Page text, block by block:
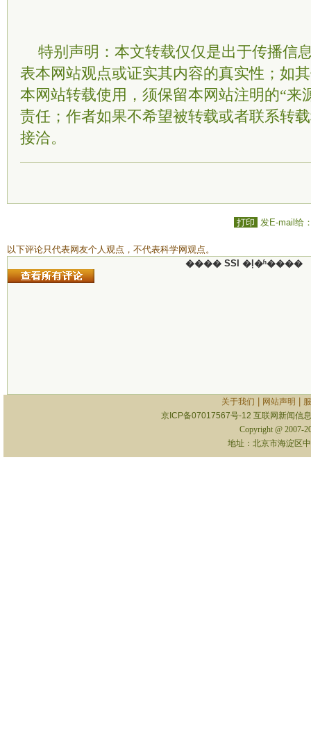
特别声明：本文转载仅仅是出于传播信
表本网站观点或证实其内容的真实性；如
本网站转载使用，须保留本网站注明的“来
责任；作者如果不希望被转载或者联系转
接洽。
打印 发E-mail给
以下评论只代表网友个人观点，不代表科学网观点。
���� SSI �ļ�ʱ����
关于我们 网站声明
京ICP备07017567号-12 互联网新闻信
Copyright @ 2007-
地址：北京市海淀区